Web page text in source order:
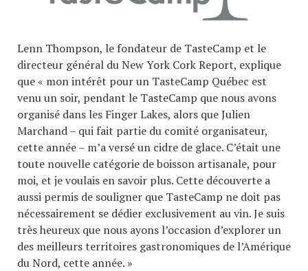
Lenn Thompson, le fondateur de TasteCamp et le
directeur général du New York Cork Report, explique
que « mon intérêt pour un TasteCamp Québec est
venu un soir, pendant le TasteCamp que nous avons
organisé dans les Finger Lakes, alors que Julien
Marchand – qui fait partie du comité organisateur,
cette année – m’a versé un cidre de glace. C’était une
toute nouvelle catégorie de boisson artisanale, pour
moi, et je voulais en savoir plus. Cette découverte a
aussi permis de souligner que TasteCamp ne doit pas
nécessairement se dédier exclusivement au vin. Je suis
très heureux que nous ayons l’occasion d’explorer un
des meilleurs territoires gastronomiques de l’Amérique
du Nord, cette année. »